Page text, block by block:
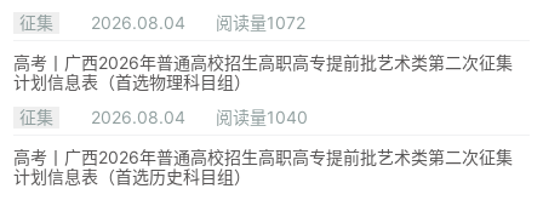
征集
2026.08.04
阅读量1072
高考丨广西2026年普通高校招生高职高专提前批艺术类第二次征集
计划信息表（首选物理科目组）
征集
2026.08.04
阅读量1040
高考丨广西2026年普通高校招生高职高专提前批艺术类第二次征集
计划信息表（首选历史科目组）